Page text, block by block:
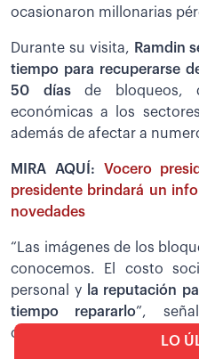
LO
ocasionaron millonarias
Durante su visita, Ramdin
tiempo para recuperarse
50 días de bloqueos,
económicas a los
además de afectar a
MIRA AQUÍ: Vocero
presidente brindará un
novedades
“Las imágenes de los
conocemos. El costo
personal yla reputación
tiempo repararlo”,
conferencia de prensa en